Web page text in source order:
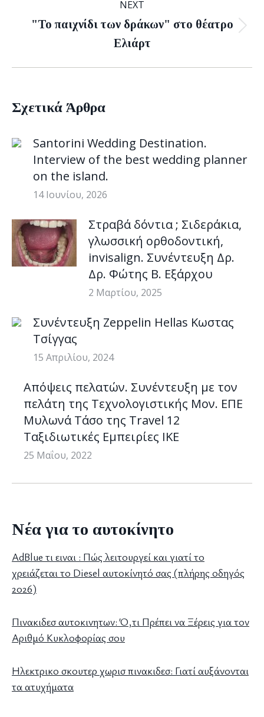
NEXT
Next
post:
"Το παιχνίδι των δράκων" στο θέατρο
Ελιάρτ
Σχετικά Άρθρα
Santorini Wedding Destination.
Interview of the best wedding planner
on the island.
14 Ιουνίου, 2026
Στραβά δόντια ; Σιδεράκια,
γλωσσική ορθοδοντική,
invisalign. Συνέντευξη Δρ.
Δρ. Φώτης Β. Εξάρχου
2 Μαρτίου, 2025
Συνέντευξη Zeppelin Hellas Κωστας
Τσίγγας
15 Απριλίου, 2024
Απόψεις πελατών. Συνέντευξη με τον
πελάτη της Τεχνολογιστικής Μον. ΕΠΕ
Μυλωνά Τάσο της Travel 12
Ταξιδιωτικές Εμπειρίες ΙΚΕ
25 Μαΐου, 2022
Νέα για το αυτοκίνητο
AdBlue τι ειναι : Πώς λειτουργεί και γιατί το
χρειάζεται το Diesel αυτοκίνητό σας (πλήρης οδηγός
2026)
Πινακιδεσ αυτοκινητων: Ό,τι Πρέπει να Ξέρεις για τον
Αριθμό Κυκλοφορίας σου
Ηλεκτρικο σκουτερ χωρισ πινακιδεσ: Γιατί αυξάνονται
τα ατυχήματα